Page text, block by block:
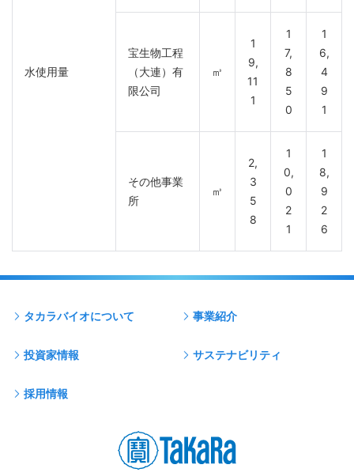
水使用量
宝生物工程
（大連）有
限公司
㎥
1
9,
11
1
1
7,
8
5
0
1
6,
4
9
1
その他事業
所
㎥
2,
3
5
8
1
0,
0
2
1
1
8,
9
2
6
タカラバイオについて 事業紹介
投資家情報 サステナビリティ
採用情報